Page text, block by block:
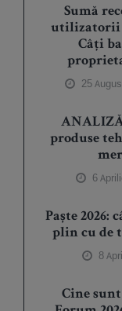
Sumă
utilizatorii
Câți
25
produse
6
Paște 2026:
plin cu de
8
Cine